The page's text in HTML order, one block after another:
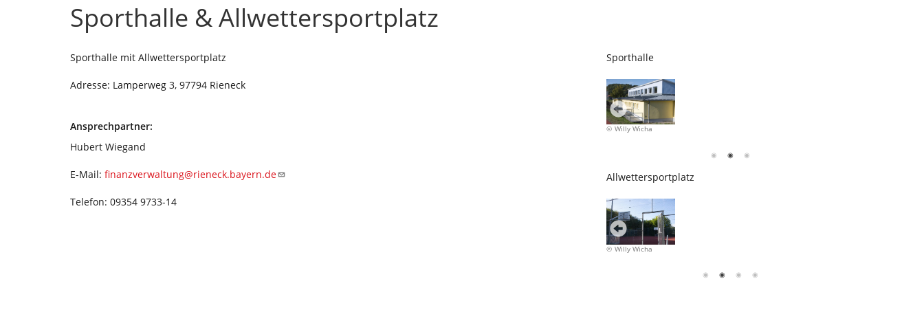
Sporthalle & Allwettersportplatz
Sporthalle mit Allwettersportplatz
Adresse: Lamperweg 3, 97794 Rieneck
Ansprechpartner:
Hubert Wiegand
E-Mail: finanzverwaltung@rieneck.bayern.de
Telefon: 09354 9733-14
Sporthalle
Willy Wicha Willy Wicha
Allwettersportplatz
Willy Wicha